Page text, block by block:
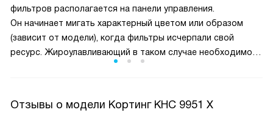
фильтров располагается на панели управления.
Он начинает мигать характерный цветом или образом
(зависит от модели), когда фильтры исчерпали свой
ресурс. Жироулавливающий в таком случае необходимо
Отзывы о модели Кортинг KHC 9951 X